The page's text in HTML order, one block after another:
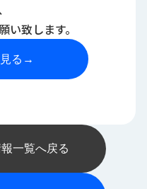
い致します。
る →
一覧へ戻る